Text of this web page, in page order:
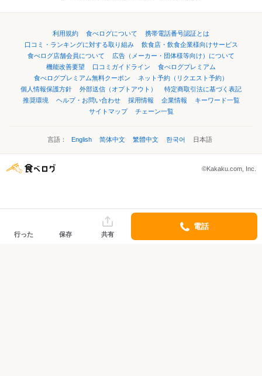
利用規約 食べログについて
携帯電話番号認証とは
口コミ・ランキングに対する取り組み
飲食店・飲食企業様向けサービス
食べログ店舗会員について
広告（メーカー・団体様等向け）について
機能改善要望
口コミガイドライン
食べログプレミアム
食べログプレミアム無料クーポン
ネット予約（リクエスト予約）
個人情報保護方針
外部送信（オプトアウト）
特定商取引法に基づく表記
推奨環境
ヘルプ・お問い合わせ 採用情報 企業情報
キーワード一覧
サイトマップ
チェーン一覧
言語： English 简体中文 繁體中文 한국어 日本語
©Kakaku.com, Inc.
行った 保存 共有
電話